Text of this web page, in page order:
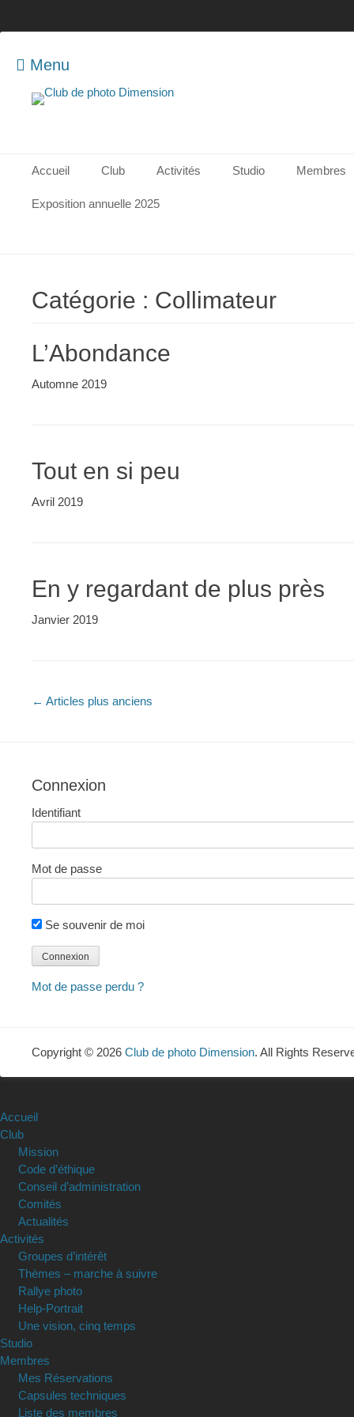
Menu
Club de photo
Menu principal
contenu
Accueil Club Activités Studio Membres
Exposition annuelle 2025
Catégorie : Collimateur
L’Abondance
Automne 2019
Tout en si peu
Avril 2019
En y regardant de plus près
Janvier 2019
Navigation
← Articles plus anciens
Connexion
Identifiant
Mot de passe
Se souvenir de moi
Mot de passe perdu ?
Copyright © 2026 Club de photo Dimension. All Rights
Accueil
Club
Mission
Code d’éthique
Conseil d’administration
Comités
Actualités
Activités
Groupes d’intérêt
Thèmes – marche à suivre
Rallye photo
Help-Portrait
Une vision, cinq temps
Studio
Membres
Mes Réservations
Capsules techniques
Liste des membres